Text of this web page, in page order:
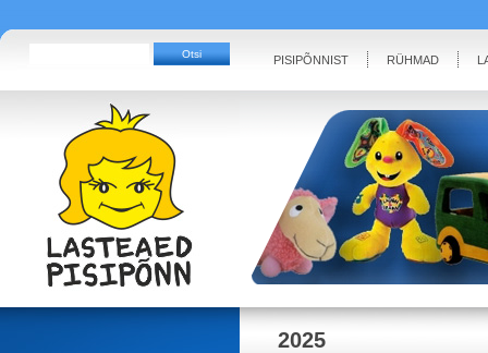
PISIPÕNNIST RÜHMAD
2025